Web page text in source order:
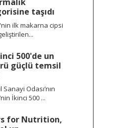
taşıdı
ilk makarna cipsi
500'de un
güçlü temsil
Odası’nın
İkinci 500 ...
for Nutrition,